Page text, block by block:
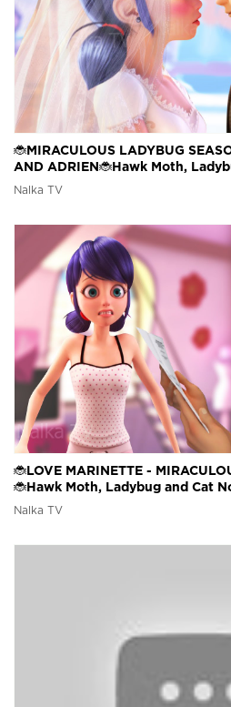
🐞MIRACULOUS LADYBUG
AND ADRIEN🐞Hawk Moth,
(FANMADE)
Nalka TV
🐞LOVE MARINETTE -
🐞Hawk Moth, Ladybug and Cat
Nalka TV